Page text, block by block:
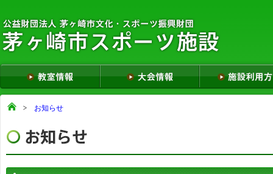
お知らせ